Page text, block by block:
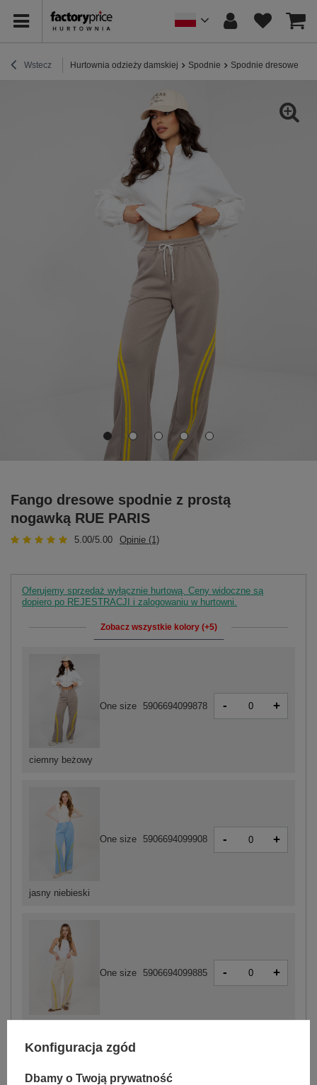
Wstecz Hurtownia odzieży damskiej Spodnie Spodnie dresowe
Fango dresowe spodnie z prostą
nogawką RUE PARIS
5.00/5.00 Opinie (1)
Oferujemy sprzedaż wyłącznie hurtową. Ceny widoczne są
dopiero po REJESTRACJI i zalogowaniu w hurtowni.
Zobacz wszystkie kolory (+5)
jasny niebieski
One size 5906694099908 - +
One size 5906694099885 - +
ciemny beżowy
One size 5906694099878 - +
Konfiguracja zgód
Dbamy o Twoją prywatność